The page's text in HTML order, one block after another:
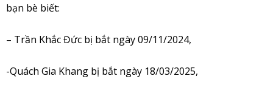
bạn bè biết:
– Trần Khắc Đức bị bắt ngày 09/11/2024,
-Quách Gia Khang bị bắt ngày 18/03/2025,